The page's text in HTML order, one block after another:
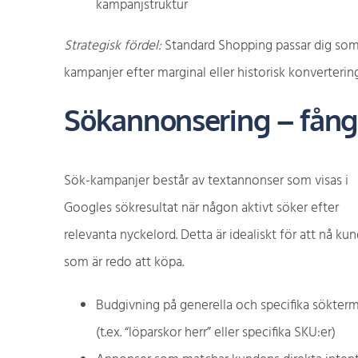
kampanjstruktur
Strategisk fördel:Standard Shopping passar dig
kampanjer efter marginal eller historisk
Sökannonsering –
Sök-kampanjer består av textannonser som visas i
Googles sökresultat när någon aktivt söker efter
relevanta nyckelord. Detta är idealiskt för att nå
som är redo att köpa.
Budgivning på generella och specifika
(t.ex. “löparskor herr” eller specifika SKU:er)